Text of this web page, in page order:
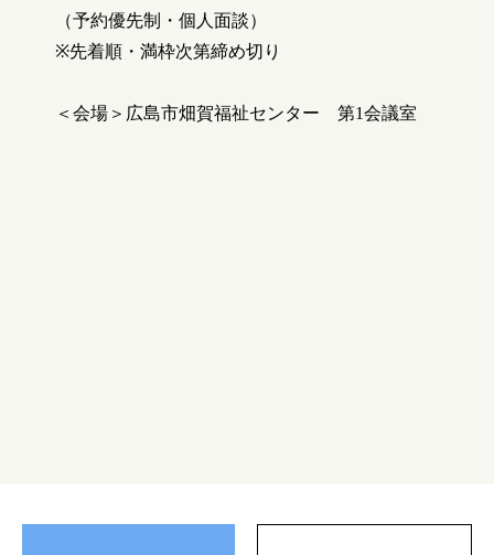
（予約優先制・個人面談）
※先着順・満枠次第締め切り
＜会場＞広島市畑賀福祉センター 第1会議室